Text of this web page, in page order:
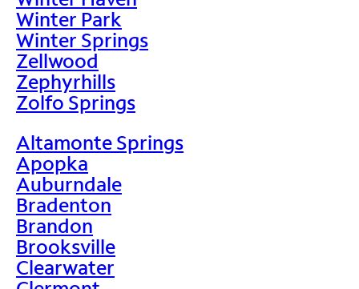
Winter Park
Winter Springs
Zellwood
Zephyrhills
Zolfo Springs
Altamonte Springs
Apopka
Auburndale
Bradenton
Brandon
Brooksville
Clearwater